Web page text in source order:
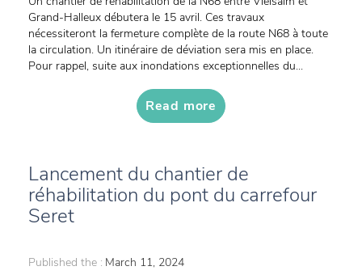
Grand-Halleux débutera le 15 avril. Ces travaux
nécessiteront la fermeture complète de la route N68 à toute
la circulation. Un itinéraire de déviation sera mis en place.
Pour rappel, suite aux inondations exceptionnelles du...
Read more
Lancement du chantier de
réhabilitation du pont du carrefour
Seret
Published the : March 11, 2024